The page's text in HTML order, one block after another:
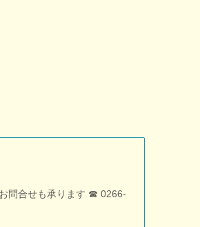
問合せも承ります ☎︎ 0266-